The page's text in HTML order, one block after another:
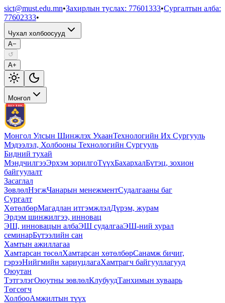
sict@must.edu.mn•Захирлын туслах: 77601333•Сургалтын алба:
77602333•
Чухал холбоосууд
A−
↺
A+
Монгол
Монгол Улсын Шинжлэх УхаанТехнологийн Их Сургууль
Мэдээлэл, Холбооны Технологийн Сургууль
Бидний тухай
МэндчилгээЭрхэм зорилгоТүүхБахархалБүтэц, зохион
байгуулалт
Засаглал
ЗөвлөлНэгжЧанарын менежментСудалгааны баг
Сургалт
ХөтөлбөрМагадлан итгэмжлэлДүрэм, журам
Эрдэм шинжилгээ, инновац
ЭШ, инновацын албаЭШ судалгааЭШ-ний хурал
семинарБүтээлийн сан
Хамтын ажиллагаа
Хамтарсан төсөлХамтарсан хөтөлбөрСанамж бичиг,
гэрээНийгмийн хариуцлагаХамтрагч байгууллагууд
Оюутан
ТэтгэлэгОюутны зөвлөлКлубуудТанхимын хуваарь
Төгсөгч
ХолбооАмжилтын түүх